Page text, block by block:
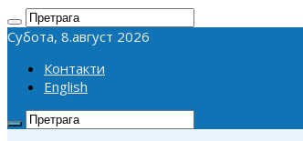
Субота, 8.август 2026
Контакти
English